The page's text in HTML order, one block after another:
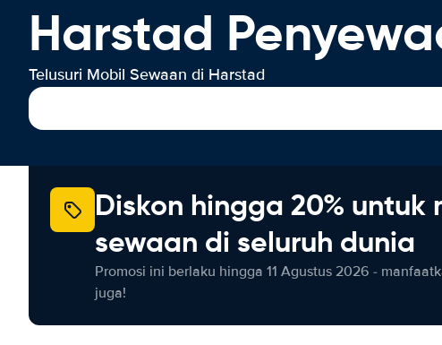
Harstad
Telusuri Mobil Sewaan di Harstad
Diskon hingga 20% untuk
sewaan di seluruh dunia
Promosi ini berlaku hingga 11 Agustus 2026 -
juga!